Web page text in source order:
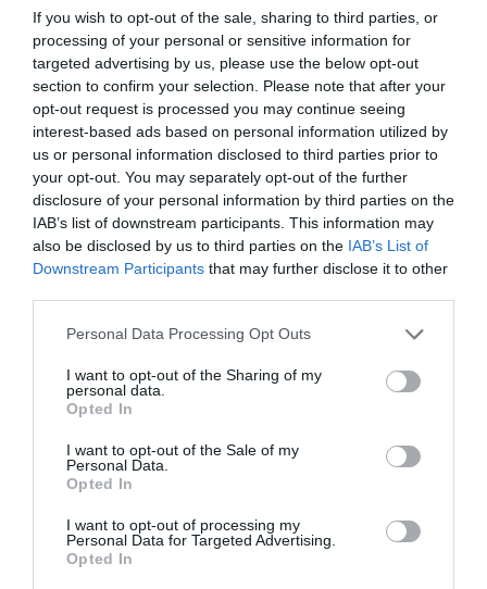
If you wish to opt-out of the sale, sharing to third parties, or
processing of your personal or sensitive information for
targeted advertising by us, please use the below opt-out
section to confirm your selection. Please note that after your
opt-out request is processed you may continue seeing
interest-based ads based on personal information utilized by
us or personal information disclosed to third parties prior to
your opt-out. You may separately opt-out of the further
disclosure of your personal information by third parties on the
IAB’s list of downstream participants. This information may
also be disclosed by us to third parties on the IAB’s List of
Downstream Participants that may further disclose it to other
Please note that this website/app uses one or more Google
not limited to your visit or usage behaviour. You may click to
grant or deny consent to Google and its third-party tags to
use your data for below specified purposes in below Google
consent section.
Personal Data Processing Opt Outs
I want to opt-out of the Sharing of my
personal data.
Opted In
I want to opt-out of the Sale of my
Personal Data.
Opted In
I want to opt-out of processing my
Personal Data for Targeted Advertising.
Opted In
Forrás: Blikk
Megosztás: Facebook Twitter Pinterest
Momoa,Lisa Bonet
Korábbi bejegyzések Következő bejegyzés
HASONLÓ BEJEGYZÉSEK